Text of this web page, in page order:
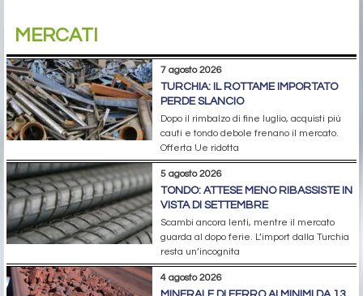
MERCATI
7 agosto 2026
TURCHIA: IL ROTTAME IMPORTATO
PERDE SLANCIO
Dopo il rimbalzo di fine luglio, acquisti più
cauti e tondo debole frenano il mercato.
Offerta Ue ridotta
5 agosto 2026
TONDO: ATTESE MENO RIBASSISTE IN
VISTA DI SETTEMBRE
Scambi ancora lenti, mentre il mercato
guarda al dopo ferie. L’import dalla Turchia
resta un’incognita
4 agosto 2026